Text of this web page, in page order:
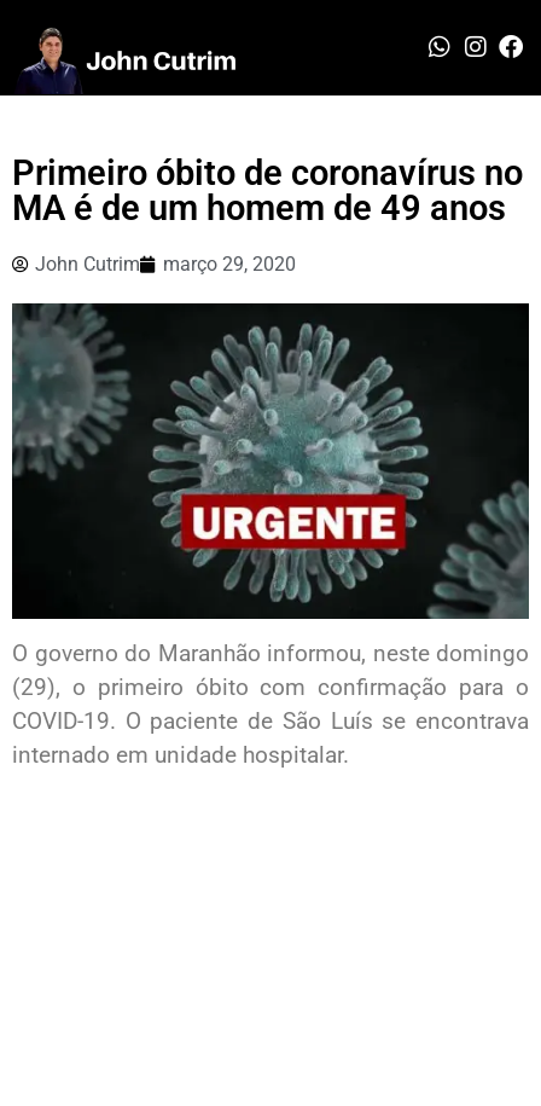
Primeiro óbito de coronavírus no
MA é de um homem de 49 anos
John Cutrim março 29, 2020
O governo do Maranhão informou, neste domingo
(29), o primeiro óbito com confirmação para o
COVID-19. O paciente de São Luís se encontrava
internado em unidade hospitalar.